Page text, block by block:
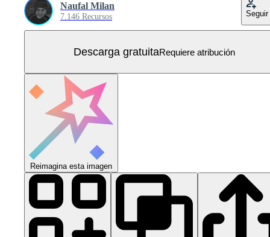
Naufal Milan
7.146 Recursos Seguir
Descarga gratuitaRequiere atribución
Reimagina esta imagen